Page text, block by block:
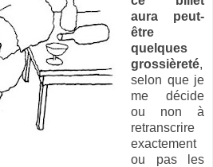
aura peut-
être
quelques
grossièreté,
selon que je
me décide
ou non à
retranscrire
exactement
ou pas les